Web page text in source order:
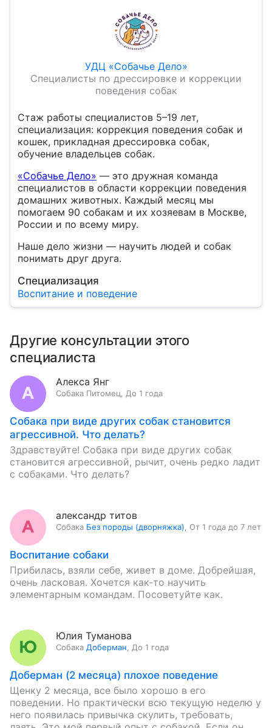
УДЦ «Собачье Дело»
Специалисты по дрессировке и коррекции
поведения собак
Стаж работы специалистов 5–19 лет,
специализация: коррекция поведения собак и
кошек, прикладная дрессировка собак,
обучение владельцев собак.
«Собачье Дело» — это дружная команда
специалистов в области коррекции поведения
домашних животных. Каждый месяц мы
помогаем 90 собакам и их хозяевам в Москве,
России и по всему миру.
Наше дело жизни — научить людей и собак
понимать друг друга.
Специализация
Воспитание и поведение
Другие консультации этого
специалиста
Алекса Янг
Собака Питомец До 1 года
Собака при виде других собак становится
агрессивной. Что делать?
Здравствуйте! Собака при виде других собак
становится агрессивной, рычит, очень редко ладит
с собаками. Что делать?
александр титов
Собака Без породы (дворняжка) От 1 года до 7 лет
Воспитание собаки
Прибилась, взяли себе, живет в доме. Добрейшая,
очень ласковая. Хочется как-то научить
элементарным командам. Посоветуйте как.
Юлия Туманова
Собака Доберман До 1 года
Доберман (2 месяца) плохое поведение
Щенку 2 месяца, все было хорошо в его
поведении. Но практически всю текущую неделю у
него появилась привычка скулить, требовать,